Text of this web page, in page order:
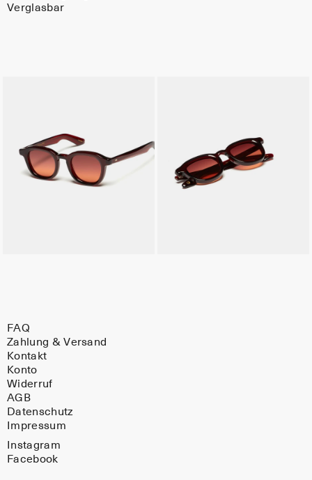
Verglasbar
FAQ
Zahlung & Versand
Kontakt
Konto
Widerruf
AGB
Datenschutz
Impressum
Instagram
Facebook